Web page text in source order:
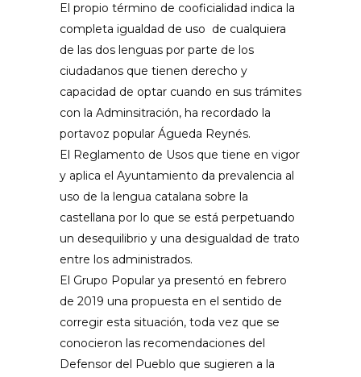
El propio término de cooficialidad indica la
completa igualdad de uso de cualquiera
de las dos lenguas por parte de los
ciudadanos que tienen derecho y
capacidad de optar cuando en sus trámites
con la Adminsitración, ha recordado la
portavoz popular Águeda Reynés.
El Reglamento de Usos que tiene en vigor
y aplica el Ayuntamiento da prevalencia al
uso de la lengua catalana sobre la
castellana por lo que se está perpetuando
un desequilibrio y una desigualdad de trato
entre los administrados.
El Grupo Popular ya presentó en febrero
de 2019 una propuesta en el sentido de
corregir esta situación, toda vez que se
conocieron las recomendaciones del
Defensor del Pueblo que sugieren a la